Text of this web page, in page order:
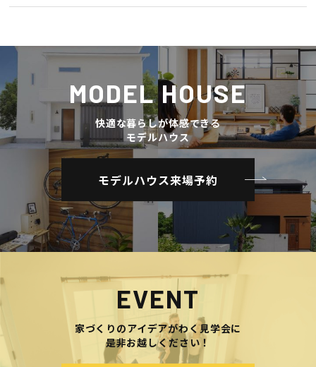
MODEL HOUSE
快適な暮らしが体感できる
モデルハウス
モデルハウス来場予約
EVENT
家づくりのアイデアがわく見学会に
是非お越しください！